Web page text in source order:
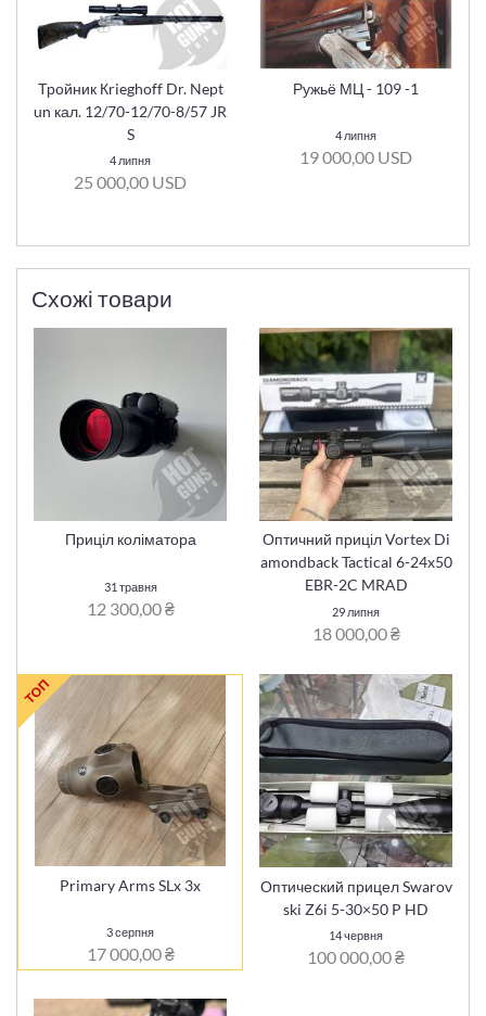
Тройник Кrieghoff Dr. Nept
un кал. 12/70-12/70-8/57 JR
S
4 липня
25 000,00 USD
Ружьё МЦ - 109 -1
4 липня
19 000,00 USD
Схожі товари
Приціл коліматора
31 травня
12 300,00 ₴
Оптичний приціл Vortex Di
amondback Tactical 6-24x50
EBR-2C MRAD
29 липня
18 000,00 ₴
ТОП
Primary Arms SLx 3x
3 серпня
17 000,00 ₴
Оптический прицел Swarov
ski Z6i 5-30×50 P HD
14 червня
100 000,00 ₴